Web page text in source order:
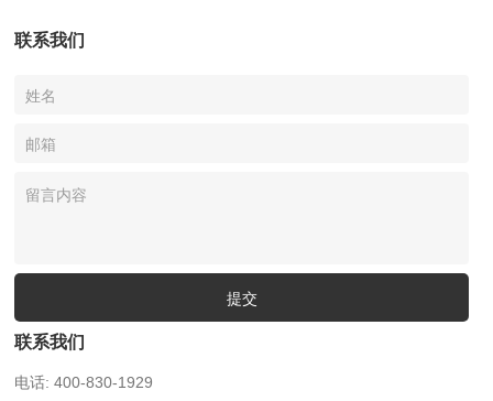
联系我们
提交
联系我们
电话: 400-830-1929